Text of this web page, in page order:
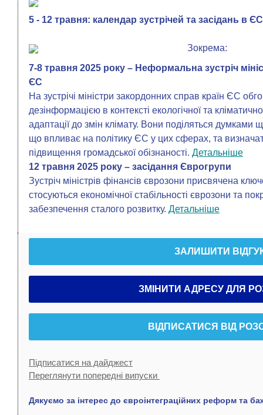
5 - 12 травня: календар зустрічей та засідань в ЄС
Зокрема:
7-8 травня 2025 року – Неформальна зустріч
ЄС
На зустрічі міністри закордонних справ країн ЄС
дезінформацією в контексті екологічної та
адаптації до змін клімату. Вони поділяться
що впливає на політику ЄС у цих сферах, та
підвищення громадської обізнаності. Детальніше
12 травня 2025 року – засідання Єврогрупи
Зустріч міністрів фінансів єврозони присвячена
стосуються економічної стабільності єврозони та
забезпечення сталого розвитку. Детальніше
ЗАЛИШИТИ
ЗМІНИТИ АДРЕСУ ДЛЯ
ВІДПИСАТИСЯ ВІД
Підписатися на дайджест
Переглянути попередні випуски
Дякуємо за інтерес до євроінтеграційних реформ та